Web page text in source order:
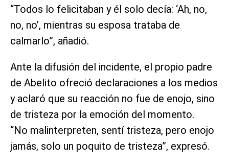
“Todos lo felicitaban y él solo decía: ‘Ah, no,
no, no’, mientras su esposa trataba de
calmarlo”, añadió.
Ante la difusión del incidente, el propio padre
de Abelito ofreció declaraciones a los medios
y aclaró que su reacción no fue de enojo, sino
de tristeza por la emoción del momento.
“No malinterpreten, sentí tristeza, pero enojo
jamás, solo un poquito de tristeza”, expresó.